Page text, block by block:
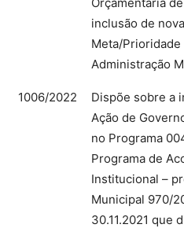
inclusão de nova
Meta/Prioridade
Administração
1006/2022
Dispõe sobre a
Ação de
no Programa
Programa de
Institucional –
Municipal 970/
30.11.2021 que